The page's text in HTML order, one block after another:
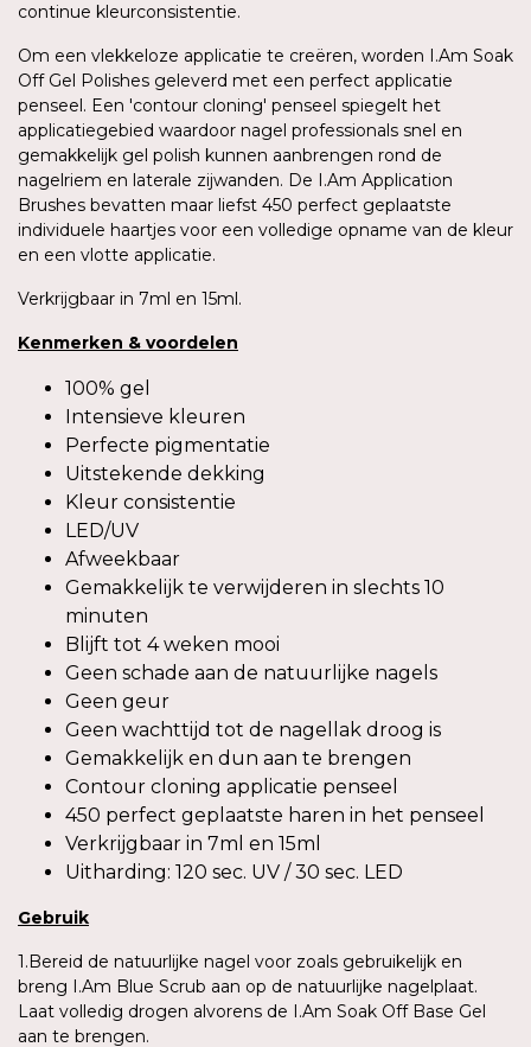
continue kleurconsistentie.
Om een vlekkeloze applicatie te creëren, worden I.Am Soak
Off Gel Polishes geleverd met een perfect applicatie
penseel. Een 'contour cloning' penseel spiegelt het
applicatiegebied waardoor nagel professionals snel en
gemakkelijk gel polish kunnen aanbrengen rond de
nagelriem en laterale zijwanden. De I.Am Application
Brushes bevatten maar liefst 450 perfect geplaatste
individuele haartjes voor een volledige opname van de kleur
en een vlotte applicatie.
Verkrijgbaar in 7ml en 15ml.
Kenmerken & voordelen
100% gel
Intensieve kleuren
Perfecte pigmentatie
Uitstekende dekking
Kleur consistentie
LED/UV
Afweekbaar
Gemakkelijk te verwijderen in slechts 10
minuten
Blijft tot 4 weken mooi
Geen schade aan de natuurlijke nagels
Geen geur
Geen wachttijd tot de nagellak droog is
Gemakkelijk en dun aan te brengen
Contour cloning applicatie penseel
450 perfect geplaatste haren in het penseel
Verkrijgbaar in 7ml en 15ml
Uitharding: 120 sec. UV / 30 sec. LED
Gebruik
1.Bereid de natuurlijke nagel voor zoals gebruikelijk en
breng I.Am Blue Scrub aan op de natuurlijke nagelplaat.
Laat volledig drogen alvorens de I.Am Soak Off Base Gel
aan te brengen.